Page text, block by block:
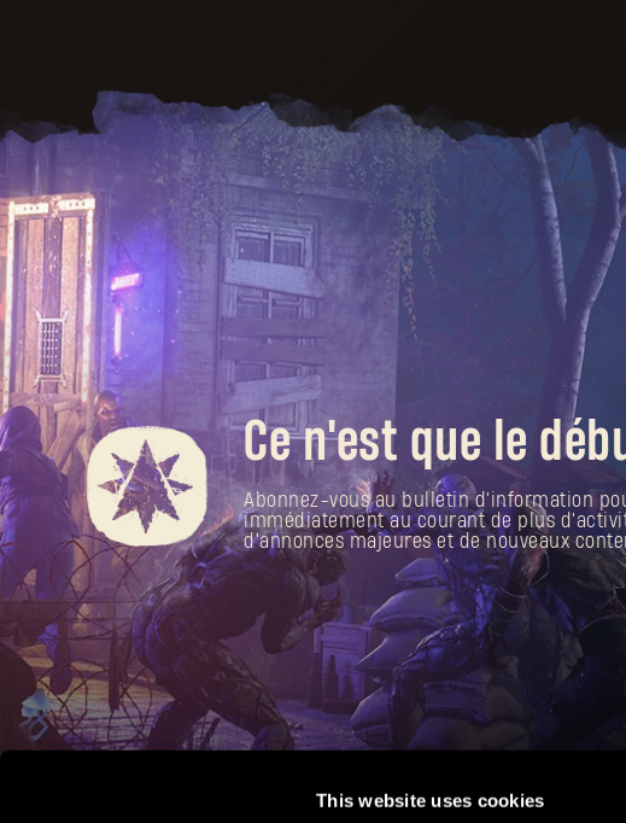
This website uses cookies
Ce n'est que le
Abonnez-vous au bulletin d'information
immédiatement au courant de plus
d'annonces majeures et de nouveaux